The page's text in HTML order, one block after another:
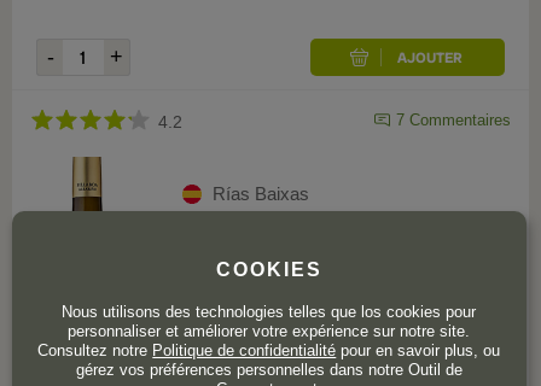
4.2 7 Commentaires
Rías Baixas
Bouteille de 75 cl
COOKIES
Nous utilisons des technologies telles que los cookies pour
personnaliser et améliorer votre expérience sur notre site.
Consultez notre Politique de confidentialité pour en savoir plus, ou
gérez vos préférences personnelles dans notre Outil de